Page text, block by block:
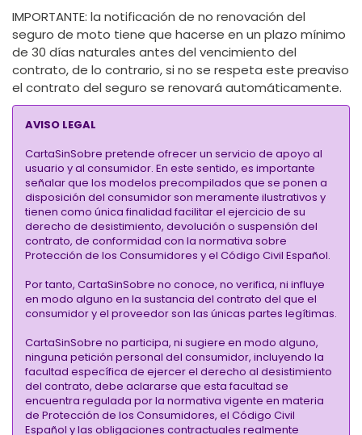
IMPORTANTE: la notificación de no renovación del
seguro de moto tiene que hacerse en un plazo mínimo
de 30 días naturales antes del vencimiento del
contrato, de lo contrario, si no se respeta este preaviso
el contrato del seguro se renovará automáticamente.
AVISO LEGAL
CartaSinSobre pretende ofrecer un servicio de apoyo al
usuario y al consumidor. En este sentido, es importante
señalar que los modelos precompilados que se ponen a
disposición del consumidor son meramente ilustrativos y
tienen como única finalidad facilitar el ejercicio de su
derecho de desistimiento, devolución o suspensión del
contrato, de conformidad con la normativa sobre
Protección de los Consumidores y el Código Civil Español.
Por tanto, CartaSinSobre no conoce, no verifica, ni influye
en modo alguno en la sustancia del contrato del que el
consumidor y el proveedor son las únicas partes legítimas.
CartaSinSobre no participa, ni sugiere en modo alguno,
ninguna petición personal del consumidor, incluyendo la
facultad específica de ejercer el derecho al desistimiento
del contrato, debe aclararse que esta facultad se
encuentra regulada por la normativa vigente en materia
de Protección de los Consumidores, el Código Civil
Español y las obligaciones contractuales realmente